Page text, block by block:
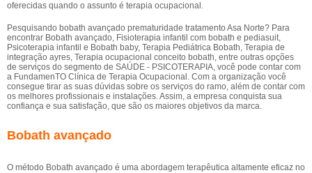
oferecidas quando o assunto é terapia ocupacional.
Pesquisando bobath avançado prematuridade tratamento Asa Norte? Para
encontrar Bobath avançado, Fisioterapia infantil com bobath e pediasuit,
Psicoterapia infantil e Bobath baby, Terapia Pediátrica Bobath, Terapia de
integração ayres, Terapia ocupacional conceito bobath, entre outras opções
de serviços do segmento de SAÚDE - PSICOTERAPIA, você pode contar com
a FundamenTO Clínica de Terapia Ocupacional. Com a organização você
consegue tirar as suas dúvidas sobre os serviços do ramo, além de contar com
os melhores profissionais e instalações. Assim, a empresa conquista sua
confiança e sua satisfação, que são os maiores objetivos da marca.
Bobath avançado
O método Bobath avançado é uma abordagem terapêutica altamente eficaz no